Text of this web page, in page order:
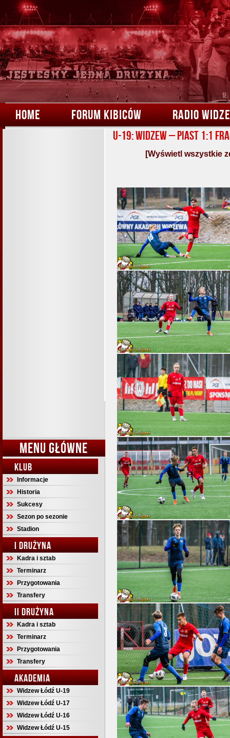
HOME FORUM KIBICÓW RADIO
MENU GŁÓWNE
KLUB
Informacje
Historia
Sukcesy
Sezon po sezonie
Stadion
I DRUŻYNA
Kadra i sztab
Terminarz
Przygotowania
Transfery
II DRUŻYNA
Kadra i sztab
Terminarz
Przygotowania
Transfery
AKADEMIA
Widzew Łódź U-19
Widzew Łódź U-17
Widzew Łódź U-16
Widzew Łódź U-15
U-19: Widzew – Piast 1:1
[Wyświetl wszystkie